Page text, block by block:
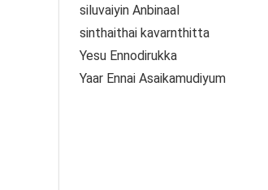
siluvaiyin Anbinaal
sinthaithai kavarnthitta
Yesu Ennodirukka
Yaar Ennai Asaikamudiyum